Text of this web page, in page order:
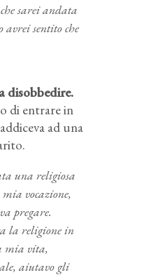
sarei andata
avrei sentito che
disobbedire.
di entrare in
ad una
una religiosa
vocazione,
pregare.
la religione in
mia vita,
aiutavo gli